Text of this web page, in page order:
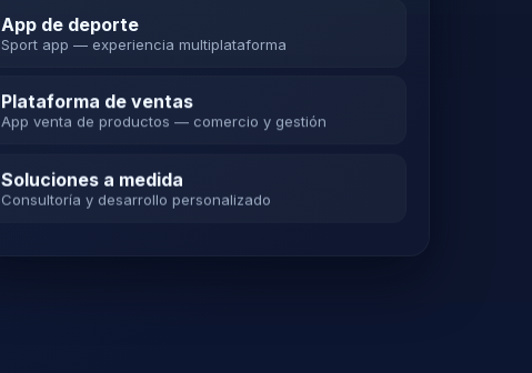
App de deporte
Sport app — experiencia multiplataforma
Plataforma de ventas
App venta de productos — comercio y gestión
Soluciones a medida
Consultoría y desarrollo personalizado